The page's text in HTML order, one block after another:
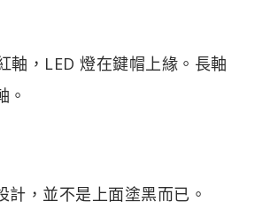
軸，LED 燈在鍵帽上緣。長軸
。
計，並不是上面塗黑而已。